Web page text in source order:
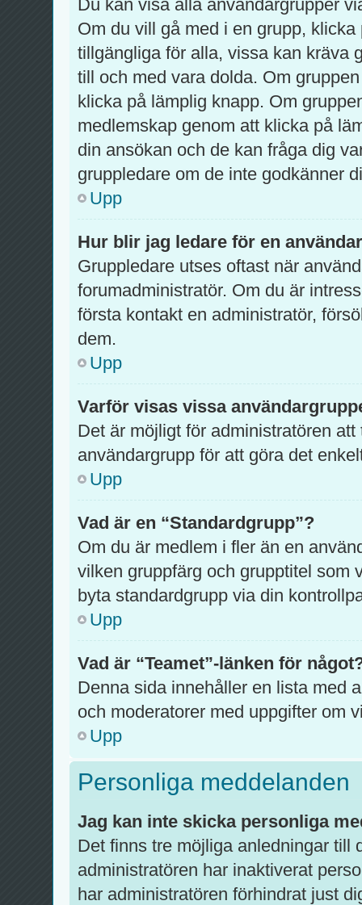
Du kan visa alla användargrupper
Om du vill gå med i en grupp,
tillgängliga för alla, vissa kan kräva
till och med vara dolda. Om
klicka på lämplig knapp. Om
medlemskap genom att klicka på
din ansökan och de kan fråga dig
gruppledare om de inte godkänner
Upp
Hur blir jag ledare för en
Gruppledare utses oftast när
forumadministratör. Om du är
första kontakt en administratör,
dem.
Upp
Varför visas vissa
Det är möjligt för administratören
användargrupp för att göra det
Upp
Vad är en “Standardgrupp”?
Om du är medlem i fler än en
vilken gruppfärg och grupptitel som
byta standardgrupp via din
Upp
Vad är “Teamet”-länken för
Denna sida innehåller en lista med
och moderatorer med uppgifter om
Upp
Personliga meddelanden
Jag kan inte skicka personliga
Det finns tre möjliga anledningar till
administratören har inaktiverat
har administratören förhindrat just